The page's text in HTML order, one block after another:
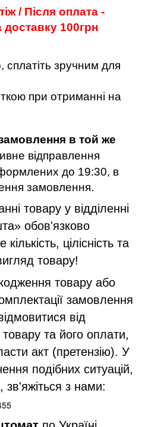
/ Після оплата -
100грн
зручним для
при отриманні на
в той же
відправлення
до 19:30, в
замовлення.
товару у відділенні
обов'язково
кількість, цілісність та
товару!
товару або
замовлення
від
та його оплати,
акт (претензію). У
подібних ситуацій,
зв'яжіться з нами: